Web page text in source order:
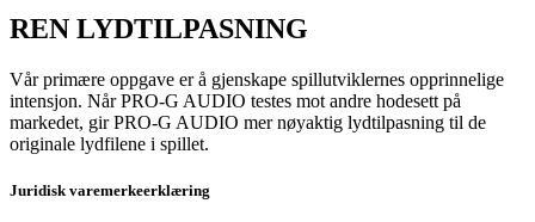
REN LYDTILPASNING
Vår primære oppgave er å gjenskape spillutviklernes opprinnelige
intensjon. Når PRO-G AUDIO testes mot andre hodesett på
markedet, gir PRO-G AUDIO mer nøyaktig lydtilpasning til de
originale lydfilene i spillet.
Juridisk varemerkeerklæring